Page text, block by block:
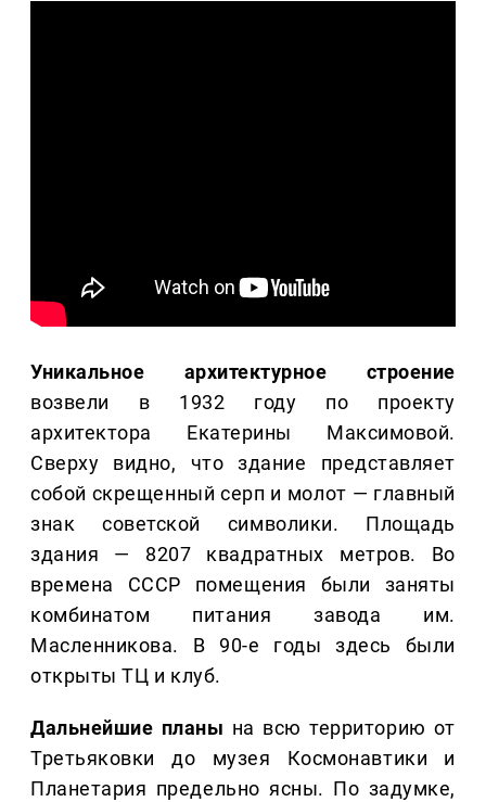
Уникальное архитектурное строение
возвели в 1932 году по проекту
архитектора Екатерины Максимовой.
Сверху видно, что здание представляет
собой скрещенный серп и молот — главный
знак советской символики. Площадь
здания — 8207 квадратных метров. Во
времена СССР помещения были заняты
комбинатом питания завода им.
Масленникова. В 90-е годы здесь были
открыты ТЦ и клуб.
Дальнейшие планы на всю территорию от
Третьяковки до музея Космонавтики и
Планетария предельно ясны. По задумке,